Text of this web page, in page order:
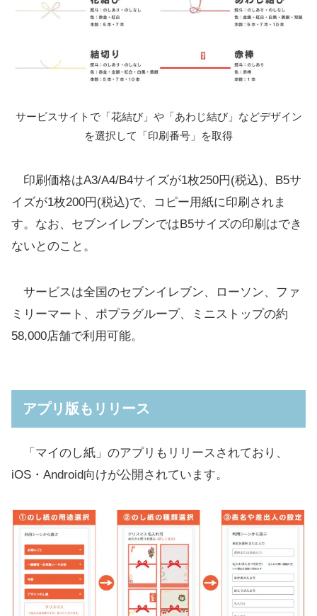
サービスサイトで「花結び」や「あわじ結び」などデザイン
を選択して「印刷番号」を取得
印刷価格はA3/A4/B4サイズが1枚250円(税込)、B5サ
イズが1枚200円(税込)で、コピー用紙に印刷されま
す。なお、セブンイレブンではB5サイズの印刷はでき
ないとのこと。
サービスは全国のセブンイレブン、ローソン、ファ
ミリーマート、ポプラグループ、ミニストップの約
58,000店舗で利用可能。
アプリ版もリリース
「マイのし紙」のアプリもリリースされており、
iOS・Android向けが公開されています。